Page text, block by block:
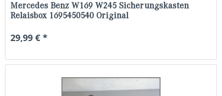
Mercedes Benz W169 W245 Sicherungskasten
Relaisbox 1695450540 Original
29,99 € *